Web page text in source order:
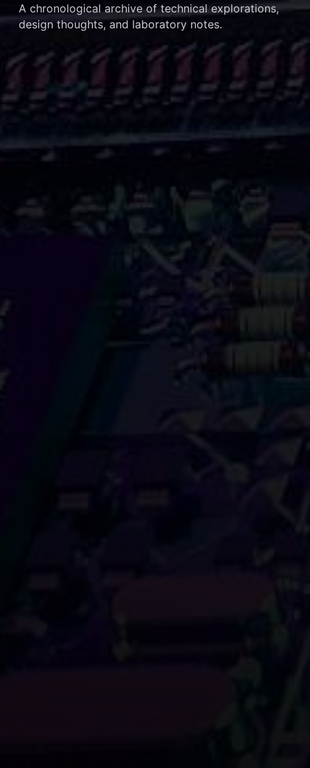
A chronological archive of technical explorations,
design thoughts, and laboratory notes.